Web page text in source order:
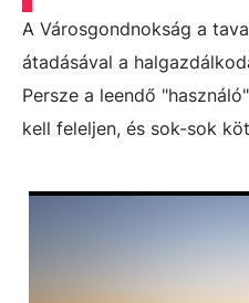
A Városgondnokság a
átadásával a
Persze a leendő
kell feleljen, és sok-sok